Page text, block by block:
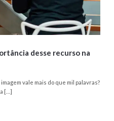
desse recurso na
vale mais do que mil palavras?
[…]